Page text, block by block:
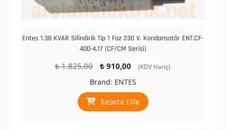
Entes 1,38 KVAR Silindirik Tip 1 Faz 230 V. Kondansatör ENT.CF-
400-4,17 (CF/CM Serisi)
₺1.825,00
Orijinal
fiyat:
₺ 1.825,00.
₺ 910,00
Şu
₺ 910,00.
(KDV Hariç)
Brand: ENTES
Sepete Ekle